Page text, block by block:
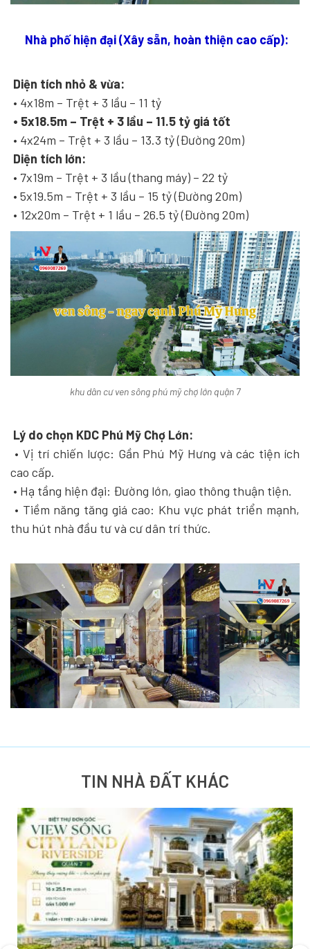
Nhà phố hiện đại (Xây sẵn, hoàn thiện cao cấp):
Diện tích nhỏ & vừa:
• 4x18m – Trệt + 3 lầu – 11 tỷ
• 5x18.5m – Trệt + 3 lầu – 11.5 tỷ giá tốt
• 4x24m – Trệt + 3 lầu – 13.3 tỷ (Đường 20m)
Diện tích lớn:
• 7x19m – Trệt + 3 lầu (thang máy) – 22 tỷ
• 5x19.5m – Trệt + 3 lầu – 15 tỷ (Đường 20m)
• 12x20m – Trệt + 1 lầu – 26.5 tỷ (Đường 20m)
khu dân cư ven sông phú mỹ chợ lớn quận 7
Lý do chọn KDC Phú Mỹ Chợ Lớn:
• Vị trí chiến lược: Gần Phú Mỹ Hưng và các tiện ích
cao cấp.
• Hạ tầng hiện đại: Đường lớn, giao thông thuận tiện.
• Tiềm năng tăng giá cao: Khu vực phát triển mạnh,
thu hút nhà đầu tư và cư dân trí thức.
TIN NHÀ ĐẤT KHÁC